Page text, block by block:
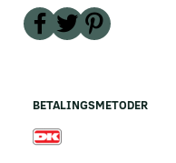
BETALINGSMETODER